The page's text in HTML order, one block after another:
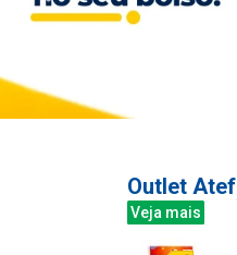
Outlet Atef
Veja mais